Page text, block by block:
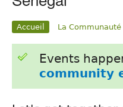
Accueil La Communauté
Events
community